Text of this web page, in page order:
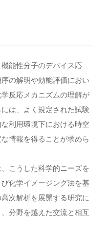
能性分子のデバイス応
の解明や効能評価におい
反応メカニズムの理解が
は、よく規定された試験
利用環境下における時空
情報を得ることが求めら
こうした科学的ニーズを
化学イメージング法を基
次解析を展開する研究に
分野を越えた交流と相互